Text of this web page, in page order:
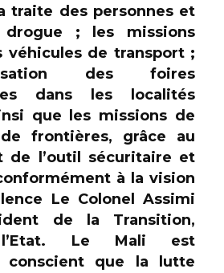
traite des personnes et
; les missions
véhicules de transport ;
des foires
dans les localités
que les missions de
frontières, grâce au
de l’outil sécuritaire et
à la vision
Le Colonel Assimi
de la Transition,
Le Mali est
conscient que la lutte